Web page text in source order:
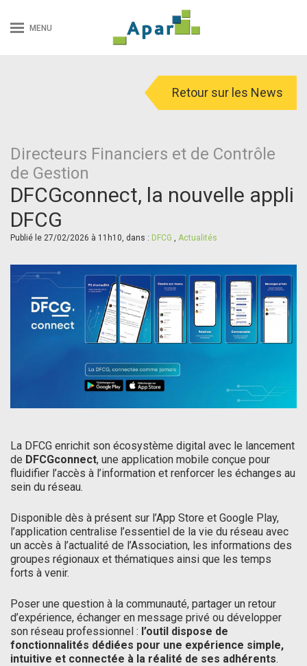
MENU
Retour sur les News
Directeurs Financiers et de Contrôle
de Gestion
DFCGconnect, la nouvelle appli
DFCG
Publié le 27/02/2026 à 11h10, dans : DFCG , Actualités
La DFCG enrichit son écosystème digital avec le lancement
de DFCGconnect, une application mobile conçue pour
fluidifier l’accès à l’information et renforcer les échanges au
sein du réseau.
Disponible dès à présent sur l’App Store et Google Play,
l’application centralise l’essentiel de la vie du réseau avec
un accès à l’actualité de l’Association, les informations des
groupes régionaux et thématiques ainsi que les temps
forts à venir.
Poser une question à la communauté, partager un retour
d’expérience, échanger en message privé ou développer
son réseau professionnel : l’outil dispose de
fonctionnalités dédiées pour une expérience simple,
intuitive et connectée à la réalité de ses adhérents.